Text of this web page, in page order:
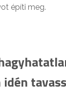
építi meg.